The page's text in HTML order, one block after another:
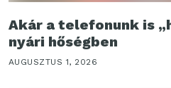
Akár a telefonunk is
nyári hőségben
AUGUSZTUS 1, 2026